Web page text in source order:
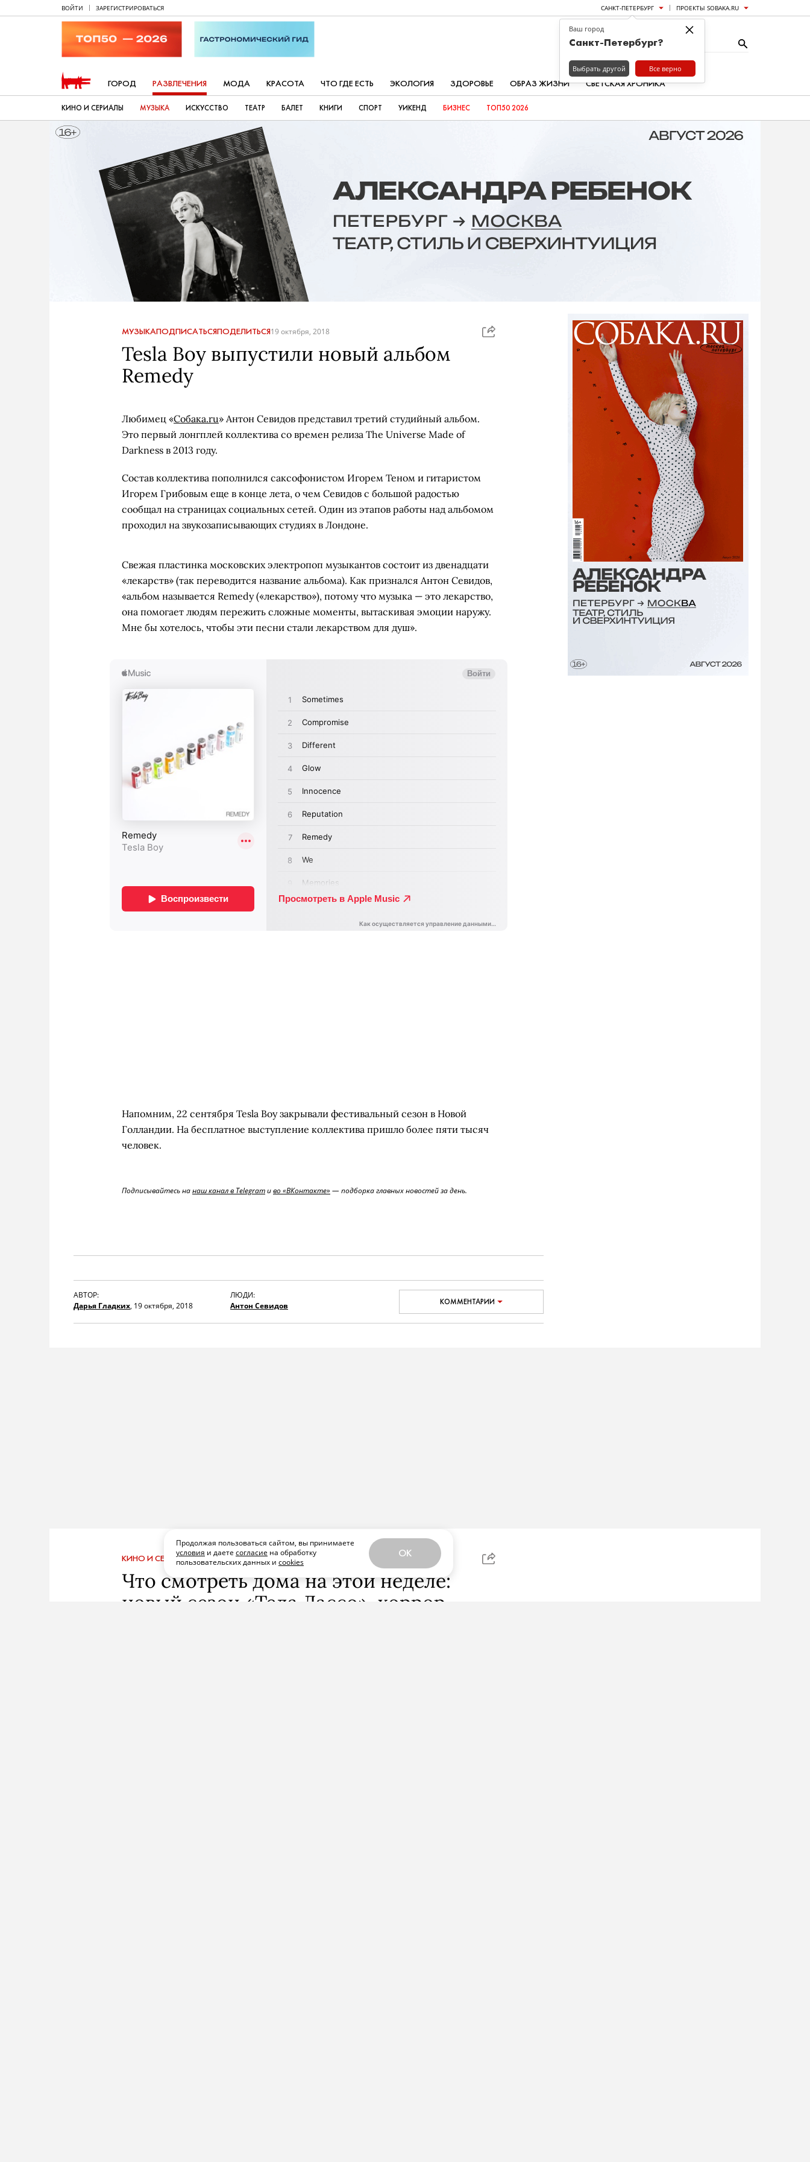
Продолжая пользоваться сайтом, вы принимаете
условия и даете согласие на обработку
пользовательских данных и cookies
OK
ВОЙТИ ЗАРЕГИСТРИРОВАТЬСЯ САНКТ-ПЕТЕРБУРГ ПРОЕКТЫ SOBAKA.RU
ГОРОД РАЗВЛЕЧЕНИЯ МОДА КРАСОТА ЧТО ГДЕ ЕСТЬ ЭКОЛОГИЯ ЗДОРОВЬЕ ОБРАЗ ЖИЗНИ СВЕТСКАЯ ХРОНИКА
КИНО И СЕРИАЛЫ МУЗЫКА ИСКУССТВО ТЕАТР БАЛЕТ КНИГИ СПОРТ УИКЕНД БИЗНЕС ТОП50 2026
МУЗЫКАПОДПИСАТЬСЯПОДЕЛИТЬСЯ19 октября, 2018
Tesla Boy выпустили новый альбом
Remedy
Любимец «Собака.ru» Антон Севидов представил третий студийный альбом.
Это первый лонгплей коллектива со времен релиза The Universe Made of
Darkness в 2013 году.
Состав коллектива пополнился саксофонистом Игорем Теном и гитаристом
Игорем Грибовым еще в конце лета, о чем Севидов с большой радостью
сообщал на страницах социальных сетей. Один из этапов работы над альбомом
проходил на звукозаписывающих студиях в Лондоне.
Свежая пластинка московских электропоп музыкантов состоит из двенадцати
«лекарств» (так переводится название альбома). Как признался Антон Севидов,
«альбом называется Remedy («лекарство»), потому что музыка — это лекарство,
она помогает людям пережить сложные моменты, вытаскивая эмоции наружу.
Мне бы хотелось, чтобы эти песни стали лекарством для душ».
Напомним, 22 сентября Tesla Boy закрывали фестивальный сезон в Новой
Голландии. На бесплатное выступление коллектива пришло более пяти тысяч
человек.
Подписывайтесь нанаш канал в Telegramиво «ВКонтакте» — подборка главных новостей за день.
АВТОР:
Дарья Гладких, 19 октября, 2018
ЛЮДИ:
Антон Севидов
КОММЕНТАРИИ
КИНО И СЕРИАЛЫПОДПИСАТЬСЯПОДЕЛИТЬСЯ
Что смотреть дома на этой неделе:
новый сезон «Теда Лассо», хоррор
×
Ваш город
Санкт-Петербург?
Выбрать другой Все верно